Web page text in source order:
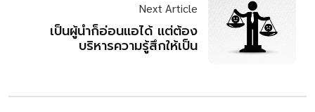
Next Article
เป็นผู้นำก็อ่อนแอได้ แต่ต้อง
บริหารความรู้สึกให้เป็น